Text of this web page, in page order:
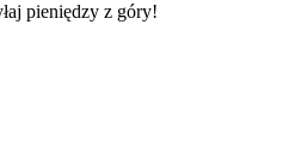
pieniędzy z góry!